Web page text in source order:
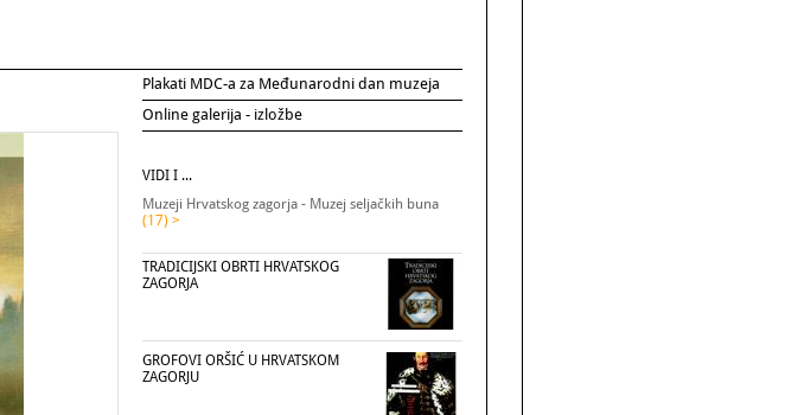
Plakati MDC-a za Međunarodni dan muzeja
Online galerija - izložbe
VIDI I ...
Muzeji Hrvatskog zagorja - Muzej seljačkih buna
(17) >
TRADICIJSKI OBRTI HRVATSKOG
ZAGORJA
GROFOVI ORŠIĆ U HRVATSKOM
ZAGORJU